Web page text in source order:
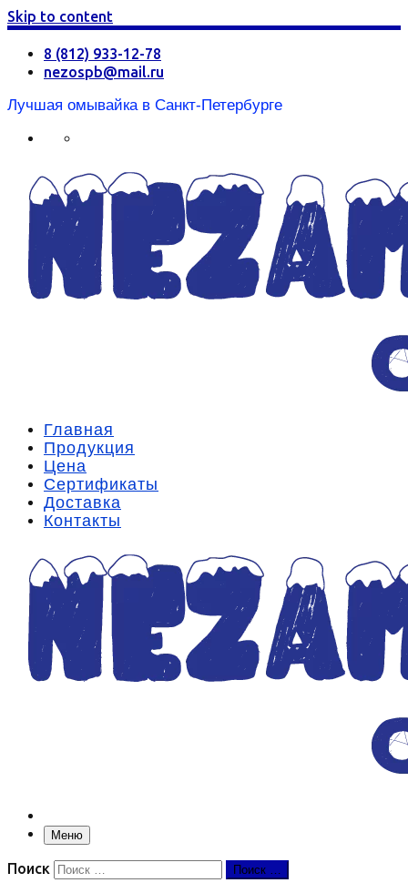
Skip to content
8 (812) 933-12-78
nezospb@mail.ru
Лучшая омывайка в Санкт-Петербурге
Главная
Продукция
Цена
Сертификаты
Доставка
Контакты
Меню
Поиск Поиск …